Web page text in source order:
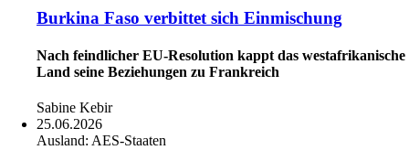
Burkina Faso verbittet sich Einmischung
Nach feindlicher EU-Resolution kappt das westafrikanische
Land seine Beziehungen zu Frankreich
Sabine Kebir
25.06.2026
Ausland: AES-Staaten